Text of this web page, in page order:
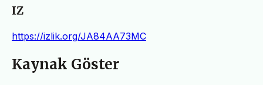
IZ
https://izlik.org/JA84AA73MC
Kaynak Göster